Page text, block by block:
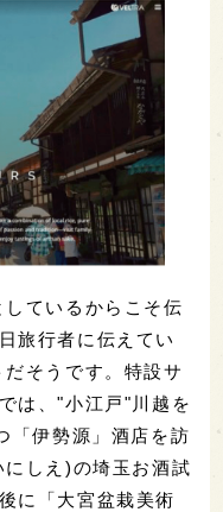
しているからこそ伝
旅行者に伝えてい
そうです。特設サ
は、"小江戸"川越を
「伊勢源」酒店を訪
しえ)の埼玉お酒試
に「大宮盆栽美術